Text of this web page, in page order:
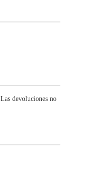
devoluciones no